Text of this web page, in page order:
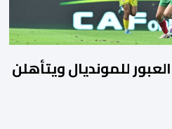
للمونديال ويتأهلن